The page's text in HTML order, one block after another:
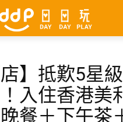
店】抵歎5星
入住香港美
餐＋下午茶